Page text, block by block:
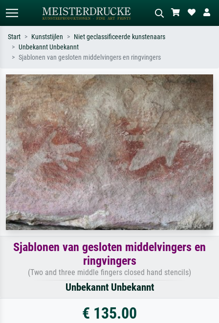
Standaard zoeken AI-beeldzoeker
Monet, Sterrennacht, impressionisme,
Hokusai-golf, naakt.
weide, abstract met veel rood, donker
olieverfschilderij, staand naakt naast
een boom.
Start Kunststijlen
Niet geclassificeerde kunstenaars
Unbekannt Unbekannt
Sjablonen van gesloten middelvingers en ringvingers
Sjablonen van gesloten middelvingers en
ringvingers
(Two and three middle fingers closed hand stencils)
Unbekannt Unbekannt
€ 135.00